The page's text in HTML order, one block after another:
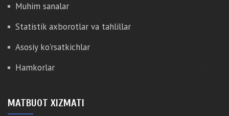
Muhim sanalar
Statistik axborotlar va tahlillar
Asosiy ko'rsatkichlar
Hamkorlar
MATBUOT XIZMATI